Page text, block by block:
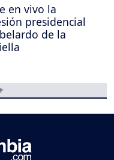
en vivo la
presidencial
de la